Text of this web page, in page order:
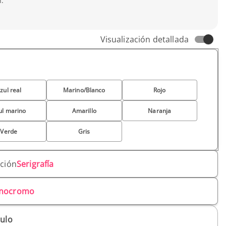
Visualización detallada
real Marino/Blanco Rojo
marino Amarillo Naranja
Verde Gris
Serigrafía